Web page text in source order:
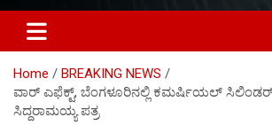
Home
BREAKING NEWS
ವಾರ್ ಎಫೆಕ್ಟ್, ಬೆಂಗಳೂರಿನಲ್ಲಿ ಕಮರ್ಷಿಯಲ್ ಸಿಲಿಂಡರ್
ಸಿದ್ದರಾಮಯ್ಯ ಪತ್ರ